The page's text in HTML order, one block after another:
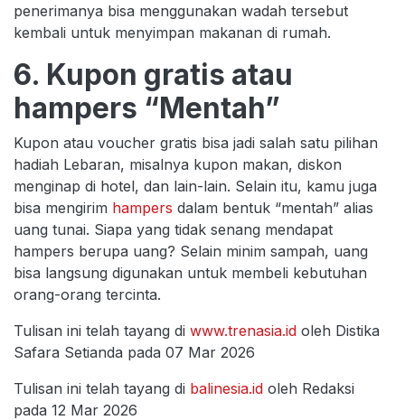
penerimanya bisa menggunakan wadah tersebut
kembali untuk menyimpan makanan di rumah.
6. Kupon gratis atau
hampers “Mentah”
Kupon atau voucher gratis bisa jadi salah satu pilihan
hadiah Lebaran, misalnya kupon makan, diskon
menginap di hotel, dan lain-lain. Selain itu, kamu juga
bisa mengirim hampers dalam bentuk “mentah” alias
uang tunai. Siapa yang tidak senang mendapat
hampers berupa uang? Selain minim sampah, uang
bisa langsung digunakan untuk membeli kebutuhan
orang-orang tercinta.
Tulisan ini telah tayang di www.trenasia.id oleh Distika
Safara Setianda pada 07 Mar 2026
Tulisan ini telah tayang di balinesia.id oleh Redaksi
pada 12 Mar 2026